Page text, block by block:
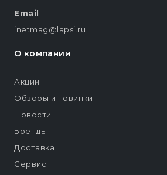
Email
inetmag@lapsi.ru
О компании
Акции
Обзоры и новинки
Новости
Бренды
Доставка
Сервис